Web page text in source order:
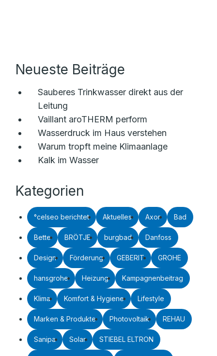
Neueste Beiträge
Sauberes Trinkwasser direkt aus der
Leitung
Vaillant aroTHERM perform
Wasserdruck im Haus verstehen
Warum tropft meine Klimaanlage
Kalk im Wasser
Kategorien
°celseo berichtet Aktuelles Axor Bad
Bette BRÖTJE burgbad Danfoss
Design Förderung GEBERIT GROHE
hansgrohe Heizung Kampagnenbeitrag
Klima Komfort & Hygiene Lifestyle
Marken & Produkte Photovoltaik REHAU
Sanipa Solar STIEBEL ELTRON